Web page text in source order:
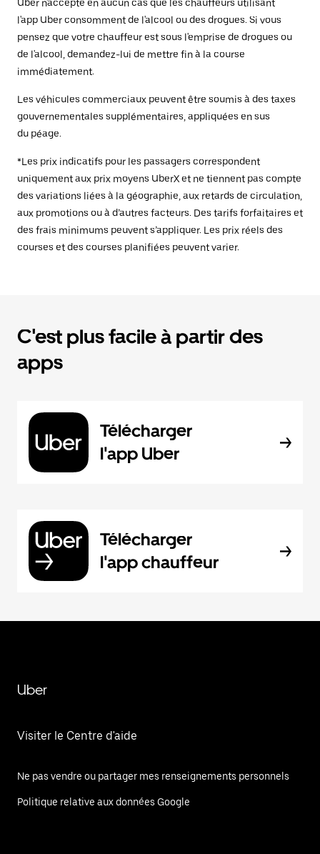
Uber n'accepte en aucun cas que les chauffeurs utilisant
l'app Uber consomment de l'alcool ou des drogues. Si vous
pensez que votre chauffeur est sous l'emprise de drogues ou
de l'alcool, demandez-lui de mettre fin à la course
immédiatement.
Les véhicules commerciaux peuvent être soumis à des taxes
gouvernementales supplémentaires, appliquées en sus
du péage.
*Les prix indicatifs pour les passagers correspondent
uniquement aux prix moyens UberX et ne tiennent pas compte
des variations liées à la géographie, aux retards de circulation,
aux promotions ou à d’autres facteurs. Des tarifs forfaitaires et
des frais minimums peuvent s’appliquer. Les prix réels des
courses et des courses planifiées peuvent varier.
C'est plus facile à partir des
apps
Télécharger
l'app Uber
Télécharger
l'app chauffeur
Uber
Visiter le Centre d'aide
Ne pas vendre ou partager mes renseignements personnels
Politique relative aux données Google